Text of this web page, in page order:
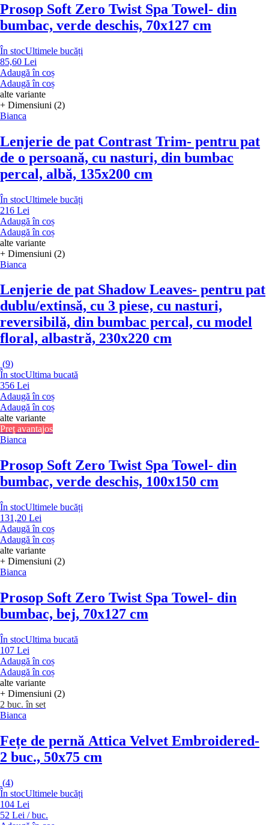
Prosop Soft Zero Twist Spa Towel- din
bumbac, verde deschis, 70x127 cm
În stocUltimele bucăți
85,60 Lei
Adaugă în coș
Adaugă în coș
alte variante
+ Dimensiuni (2)
Bianca
Lenjerie de pat Contrast Trim- pentru pat
de o persoană, cu nasturi, din bumbac
percal, albă, 135x200 cm
În stocUltimele bucăți
216 Lei
Adaugă în coș
Adaugă în coș
alte variante
+ Dimensiuni (2)
Bianca
Lenjerie de pat Shadow Leaves- pentru pat
dublu/extinsă, cu 3 piese, cu nasturi,
reversibilă, din bumbac percal, cu model
floral, albastră, 230x220 cm
(9)
În stocUltima bucată
356 Lei
Adaugă în coș
Adaugă în coș
alte variante
Preț avantajos
Bianca
Prosop Soft Zero Twist Spa Towel- din
bumbac, verde deschis, 100x150 cm
În stocUltimele bucăți
131,20 Lei
Adaugă în coș
Adaugă în coș
alte variante
+ Dimensiuni (2)
Bianca
Prosop Soft Zero Twist Spa Towel- din
bumbac, bej, 70x127 cm
În stocUltima bucată
107 Lei
Adaugă în coș
Adaugă în coș
alte variante
+ Dimensiuni (2)
2 buc. în set
Bianca
Fețe de pernă Attica Velvet Embroidered-
2 buc., 50x75 cm
(4)
În stocUltimele bucăți
104 Lei
52 Lei / buc.